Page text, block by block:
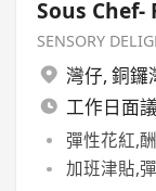
Sous Chef-
SENSORY
灣仔, 銅鑼
工作日面議
彈性花紅,
加班津貼,